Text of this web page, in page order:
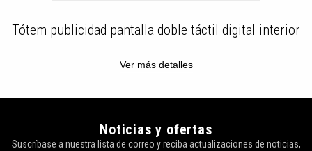
pantalla doble táctil digital interior Pantalla
Noticias y ofertas
Suscríbase a nuestra lista de correo y reciba actualizaciones de noticias,